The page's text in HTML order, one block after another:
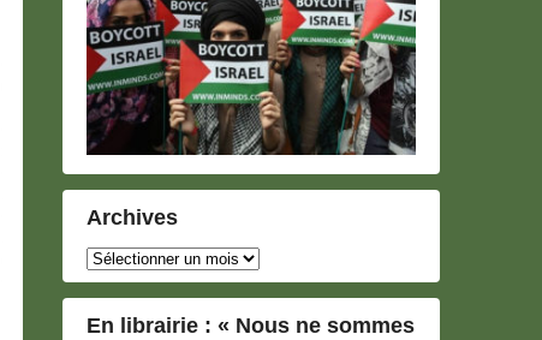
Archives
Archives
En librairie : « Nous ne sommes